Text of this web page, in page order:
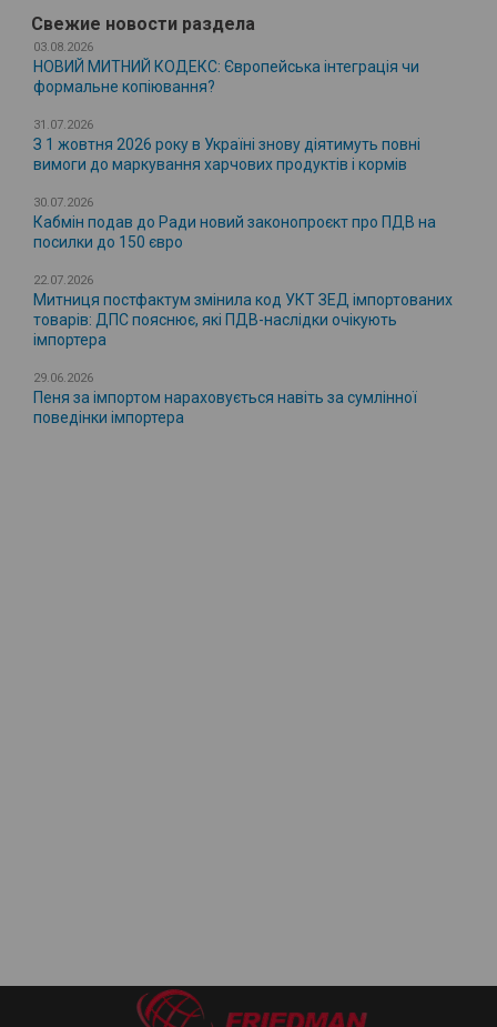
Свежие новости раздела
03.08.2026
НОВИЙ МИТНИЙ КОДЕКС: Європейська інтеграція чи
формальне копіювання?
31.07.2026
З 1 жовтня 2026 року в Україні знову діятимуть повні
вимоги до маркування харчових продуктів і кормів
30.07.2026
Кабмін подав до Ради новий законопроєкт про ПДВ на
посилки до 150 євро
22.07.2026
Митниця постфактум змінила код УКТ ЗЕД імпортованих
товарів: ДПС пояснює, які ПДВ-наслідки очікують
імпортера
29.06.2026
Пеня за імпортом нараховується навіть за сумлінної
поведінки імпортера